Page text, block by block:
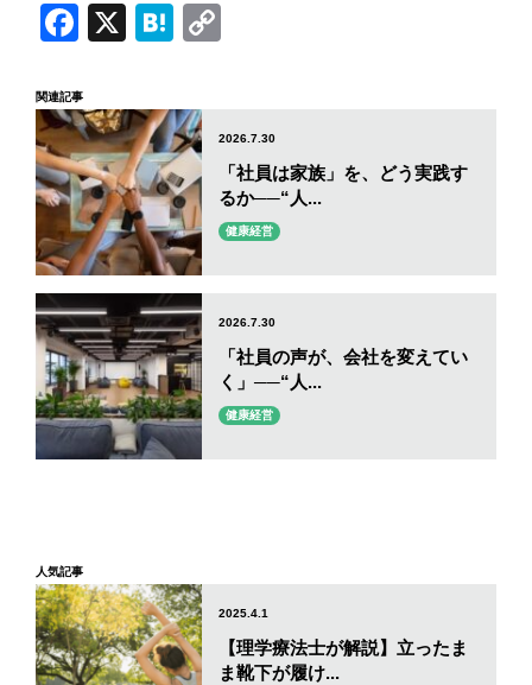
Facebook
X Hatena
関連記事
2026.7.30
「社員の声が、会社を変えてい
く」──“人...
健康経営
2026.7.30
「社員は家族」を、どう実践す
るか──“人...
健康経営
人気記事
2025.4.1
【理学療法士が解説】立ったま
ま靴下が履け...